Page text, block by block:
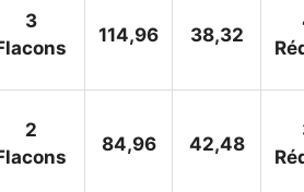
3
114,96 38,32
2
84,96 42,48